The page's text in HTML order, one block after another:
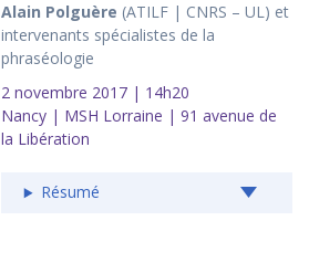
Alain Polguère (ATILF | CNRS – UL) et
intervenants spécialistes de la
phraséologie
2 novembre 2017 | 14h20
Nancy | MSH Lorraine | 91 avenue de
la Libération
Résumé